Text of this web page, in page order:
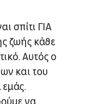
σπίτι ΓΙΑ
ζωής κάθε
Αυτός ο
και του
εμάς.
να